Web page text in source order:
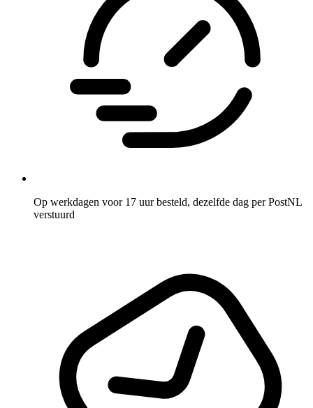
als donateur én voor de goede doelen die je hart raken. Want als
geven inspireert in plaats van als een verplichting voelt, ontstaat er
echte magie. Die magie versterkt de band tussen jou en de missies
die je steunt. En dát maakt het verschil.
De GoodShift Donatiebon is op te waarderen tussen de € 20,- en €
150,- en is 2 jaar geldig.
Op werkdagen voor 17 uur besteld, dezelfde dag per PostNL
verstuurd